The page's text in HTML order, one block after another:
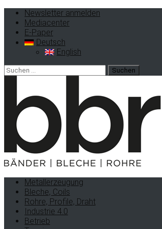
Newsletter anmelden
Mediacenter
E-Paper
Deutsch
English
Metallerzeugung
Bleche, Coils
Rohre, Profile, Draht
Industrie 4.0
Betrieb